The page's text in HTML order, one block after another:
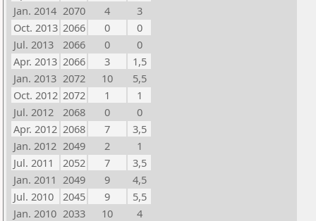
Jan. 2014 2070 4
3
Oct. 2013 2066 0
0
Jul. 2013
2066 0
0
Apr. 2013 2066 3
1,5
Jan. 2013 2072 10
5,5
Oct. 2012 2072 1
1
Jul. 2012
2068 0
0
Apr. 2012 2068 7
3,5
Jan. 2012 2049 2
1
Jul. 2011
2052 7
3,5
Jan. 2011 2049 9
4,5
Jul. 2010
2045 9
5,5
Jan. 2010 2033 10
4